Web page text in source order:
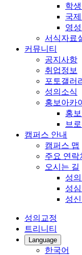
학
국
영
서식자료
커뮤니티
공지사항
취업정보
포토갤러
성의소식
홍보아카
홍
브
캠퍼스 안내
캠퍼스 맵
주요 연락
오시는 길
성
성
성
성의교정
트리니티
Language
한국어